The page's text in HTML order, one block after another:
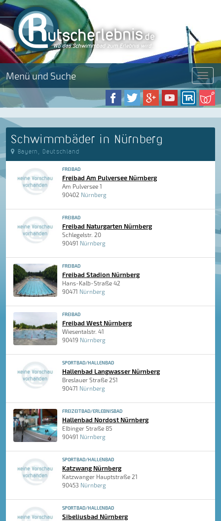
Menü und Suche Menü
Schwimmbäder in Nürnberg
Bayern, Deutschland
FREIBAD
Freibad Am Pulversee Nürnberg
Am Pulversee 1
90402 Nürnberg
FREIBAD
Freibad Naturgarten Nürnberg
Schlegelstr. 20
90491 Nürnberg
FREIBAD
Freibad Stadion Nürnberg
Hans-Kalb-Straße 42
90471 Nürnberg
FREIBAD
Freibad West Nürnberg
Wiesentalstr. 41
90419 Nürnberg
SPORTBAD/HALLENBAD
Hallenbad Langwasser Nürnberg
Breslauer Straße 251
90471 Nürnberg
FREIZEITBAD/ERLEBNISBAD
Hallenbad Nordost Nürnberg
Elbinger Straße 85
90491 Nürnberg
SPORTBAD/HALLENBAD
Katzwang Nürnberg
Katzwanger Hauptstraße 21
90453 Nürnberg
SPORTBAD/HALLENBAD
Sibeliusbad Nürnberg